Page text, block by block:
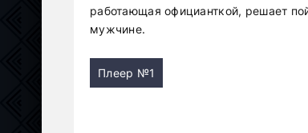
работающая официанткой, решает
мужчине.
Плеер №1